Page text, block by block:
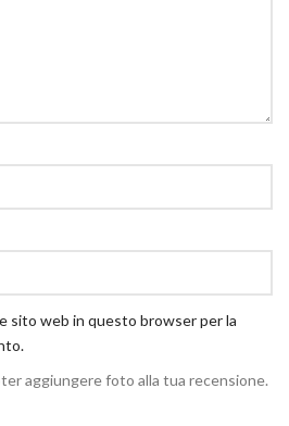
sito web in questo browser per la
aggiungere foto alla tua recensione.